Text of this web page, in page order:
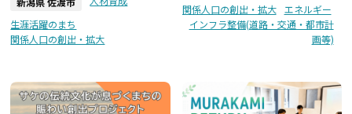
生涯活躍のまち
関係人口の創出・拡大
関係人口の創出・拡大
エネルギー
インフラ整備(道路・交通・都市計
画等)